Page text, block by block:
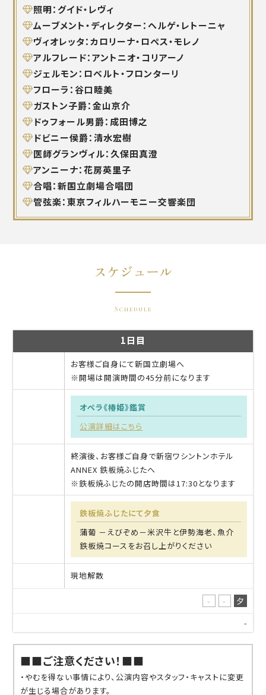
照明：グイド・レヴィ
ムーブメント・ディレクター：ヘルゲ・レトーニャ
ヴィオレッタ：カロリーナ・ロペス・モレノ
アルフレード：アントニオ・コリアーノ
ジェルモン：ロベルト・フロンターリ
フローラ：谷口睦美
ガストン子爵：金山京介
ドゥフォール男爵：成田博之
ドビニー侯爵：清水宏樹
医師グランヴィル：久保田真澄
アンニーナ：花房英里子
合唱：新国立劇場合唱団
管弦楽：東京フィルハーモニー交響楽団
スケジュール
Schedule
1日目
お客様ご自身にて新国立劇場へ
※開場は開演時間の45分前になります
オペラ《椿姫》鑑賞
公演詳細はこちら
終演後、お客様ご自身で新宿ワシントンホテル
ANNEX 鉄板焼ふじたへ
※鉄板焼ふじたの開店時間は17:30となります
鉄板焼ふじたにて夕食
蒲葡 －えびぞめ－米沢牛と伊勢海老、魚介
鉄板焼コースをお召し上がりください
現地解散
- - 夕
-
■■ご注意ください！■■
・やむを得ない事情により、公演内容やスタッフ・キャストに変更
が生じる場合があります。